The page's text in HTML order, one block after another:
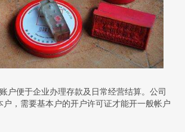
户便于企业办理存款及日常经营结算。公司
户，需要基本户的开户许可证才能开一般帐户